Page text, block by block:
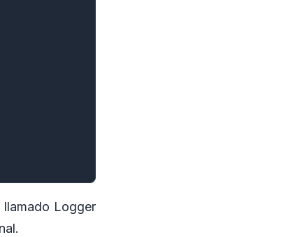
llamado Logger